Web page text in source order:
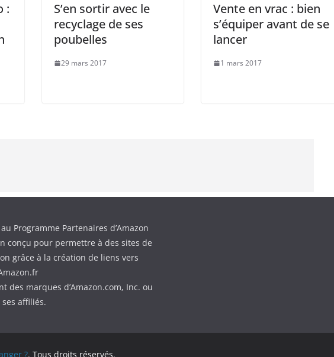
:
S’en sortir avec le
recyclage de ses
poubelles
29 mars 2017
Vente en vrac : bien
s’équiper avant de se
lancer
1 mars 2017
Programme Partenaires d’Amazon
conçu pour permettre à des sites de
grâce à la création de liens vers
des marques d’Amazon.com, Inc. ou
ses affiliés.
?. Tous droits réservés.